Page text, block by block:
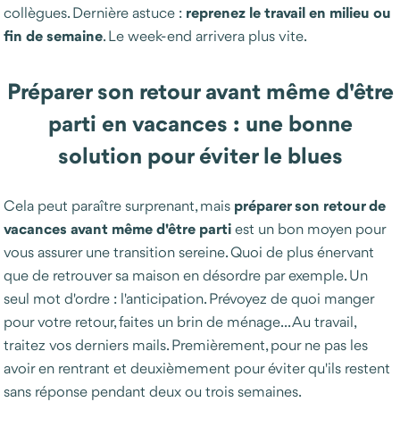
collègues. Dernière astuce : reprenez le travail en milieu ou
fin de semaine. Le week-end arrivera plus vite.
Préparer son retour avant même d'être
parti en vacances : une bonne
solution pour éviter le blues
Cela peut paraître surprenant, mais préparer son retour de
vacances avant même d'être partiest un bon moyen pour
vous assurer une transition sereine. Quoi de plus énervant
que de retrouver sa maison en désordre par exemple. Un
seul mot d'ordre : l'anticipation. Prévoyez de quoi manger
pour votre retour, faites un brin de ménage... Au travail,
traitez vos derniers mails. Premièrement, pour ne pas les
avoir en rentrant et deuxièmement pour éviter qu'ils restent
sans réponse pendant deux ou trois semaines.